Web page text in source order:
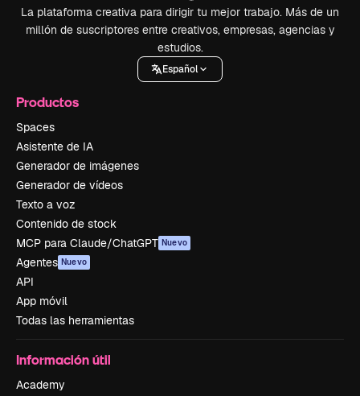
La plataforma creativa para dirigir tu mejor trabajo. Más de un
millón de suscriptores entre creativos, empresas, agencias y
estudios.
Español
Productos
Spaces
Asistente de IA
Generador de imágenes
Generador de vídeos
Texto a voz
Contenido de stock
MCP para Claude/ChatGPT Nuevo
Agentes Nuevo
API
App móvil
Todas las herramientas
Información útil
Academy